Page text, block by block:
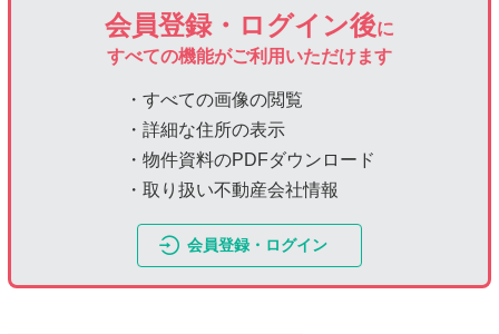
会員登録・ログイン後に
すべての機能がご利用いただけます
・すべての画像の閲覧
・詳細な住所の表示
・物件資料のPDFダウンロード
・取り扱い不動産会社情報
会員登録・ログイン